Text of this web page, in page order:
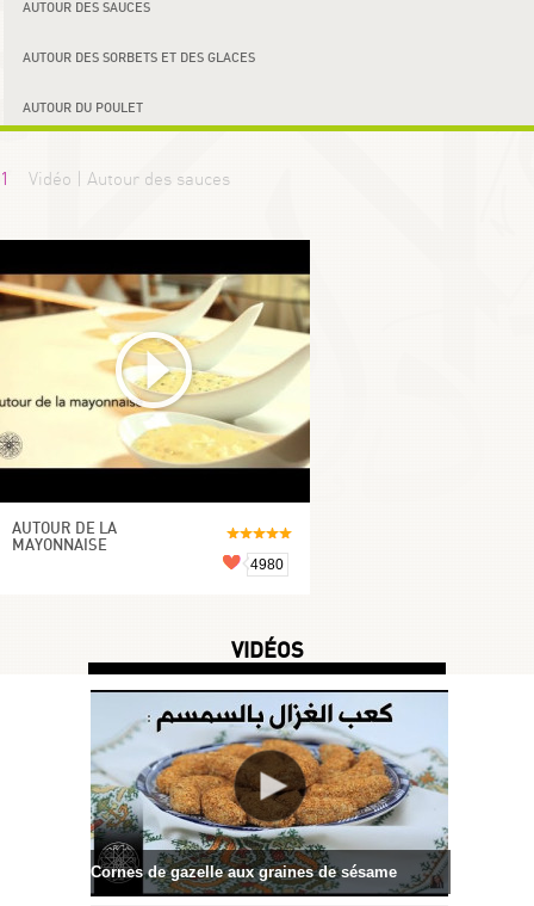
AUTOUR DES SAUCES
AUTOUR DES SORBETS ET DES GLACES
AUTOUR DU POULET
1 Vidéo | Autour des sauces
AUTOUR DE LA
MAYONNAISE
4980
VIDÉOS
Cornes de gazelle aux graines de sésame